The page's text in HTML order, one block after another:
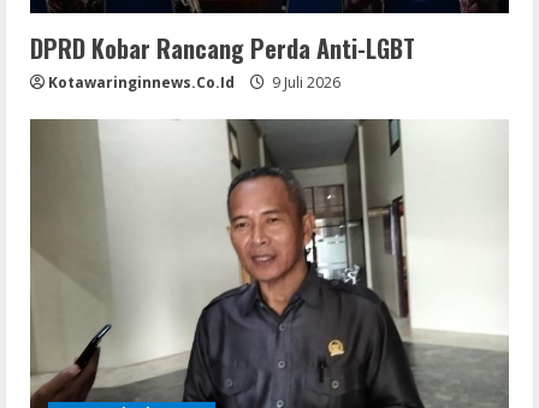
DPRD Kobar Rancang Perda Anti-LGBT
Kotawaringinnews.co.id 9 Juli 2026